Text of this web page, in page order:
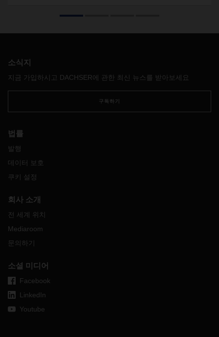
다. 각 국가의 상황이 빠르게 변할 수 있으므로 첨부 문서는 정
으며 고객에게 공급망 운영을 유지할 수있는 최상의 대안 솔루
재 항공 여객기 운항이 거의 없기 때문에 글로벌 항공화물 시
장의 수용력 상황은 매우 긴박합니다.
동시에 DACHSER는 안전한 작업 환경을 보장하고 바이러스
고 있습니다. DACHSER는 이러한 조치로 인한 영향이 가능한
인해 운영이 다소 지연 될 수 있습니다.
관련하여 질문 또는 문의사항이 있는 경우, 현지 DACHSER 담
당자에게 연락해 주시기 바랍니다.
소식지
지금 가입하시고 DACHSER에 관한 최신 뉴스를 받아보세요
구독하기
법률
발행
데이터 보호
쿠키 설정
회사 소개
전 세계 위치
Mediaroom
문의하기
소셜 미디어
Facebook
LinkedIn
Youtube